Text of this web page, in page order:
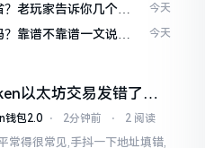
老玩家告诉你几个实
今天
靠谱不靠谱一文说清
今天
以太坊交易发错了咋
消方法告诉你
钱包2.0 ⋅ 2分钟前 ⋅ 2 阅读
常得很常见,手抖一下地址填错,